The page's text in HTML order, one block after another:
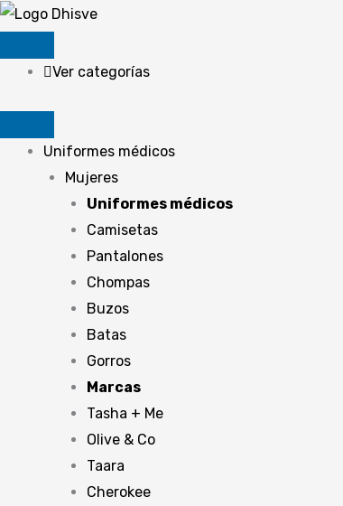
Ir
contenidoVer categorías
Uniformes médicos
Mujeres
Uniformes médicos
Camisetas
Pantalones
Chompas
Buzos
Batas
Gorros
Marcas
Tasha + Me
Olive & Co
Taara
Cherokee